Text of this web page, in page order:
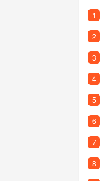
1
2
3
4
5
6
7
8